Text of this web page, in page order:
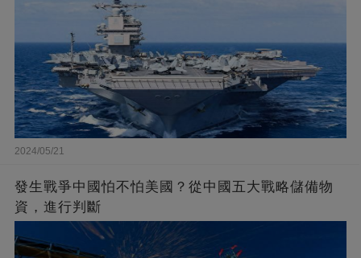
2024/05/21
發生戰爭中國怕不怕美國？從中國五大戰略儲備物
資，進行判斷